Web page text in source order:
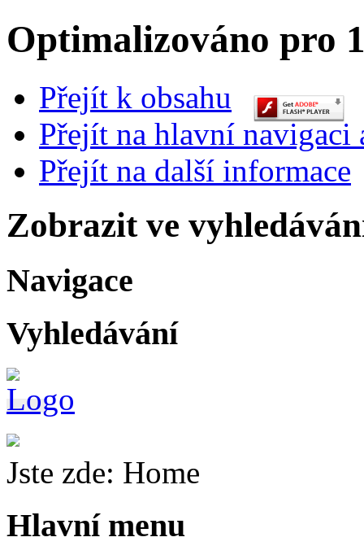
Optimalizováno pro
Přejít k obsahu
Přejít na hlavní navigaci
Přejít na další informace
Zobrazit ve
Navigace
Vyhledávání
Jste zde: Home
Hlavní menu